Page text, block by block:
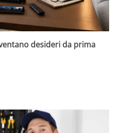
desideri da prima